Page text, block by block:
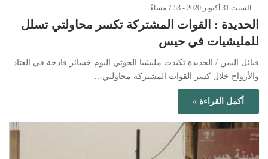
السبت 31 أكتوبر 2020 - 7:53 مساءً
الحديدة : القوات المشتركة تكسر محاولتي تسلل
للمليشيات في حيس
قبائل اليمن / الحديدة تكبدت مليشيا الحوثي اليوم خسائر فادحة في العتاد
والأرواح خلال كسر القوات المشتركة محاولتي…
أكمل القراءة »